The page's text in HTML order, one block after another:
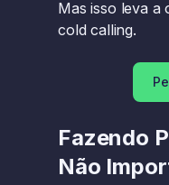
Mas isso leva
cold calling.
Fazendo
Não